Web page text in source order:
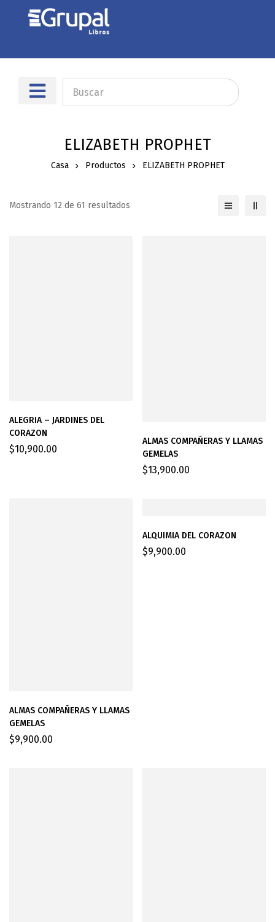
ELIZABETH PROPHET
Casa Productos ELIZABETH PROPHET
Mostrando 12 de 61 resultados
ALEGRIA – JARDINES DEL
CORAZON
$10,900.00
ALMAS COMPAÑERAS Y LLAMAS
GEMELAS
$13,900.00
ALMAS COMPAÑERAS Y LLAMAS
GEMELAS
$9,900.00
ALQUIMIA DEL CORAZON
$9,900.00